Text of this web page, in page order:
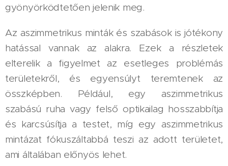
gyönyörködtetően jelenik meg.
Az aszimmetrikus minták és szabások is jótékony
hatással vannak az alakra. Ezek a részletek
elterelik a figyelmet az esetleges problémás
területekről, és egyensúlyt teremtenek az
összképben. Például, egy aszimmetrikus
szabású ruha vagy felső optikailag hosszabbítja
és karcsúsítja a testet, míg egy aszimmetrikus
mintázat fókuszáltabbá teszi az adott területet,
ami általában előnyös lehet.